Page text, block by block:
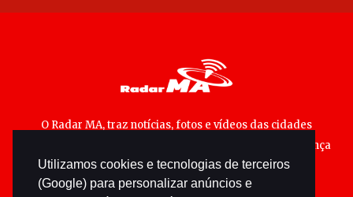
Utilizamos cookies e tecnologias de terceiros
(Google) para personalizar anúncios e
O Radar MA, traz notícias, fotos e vídeos das cidades
maranhenses; matérias especiais sobre política, segurança
pública e cultura popular.